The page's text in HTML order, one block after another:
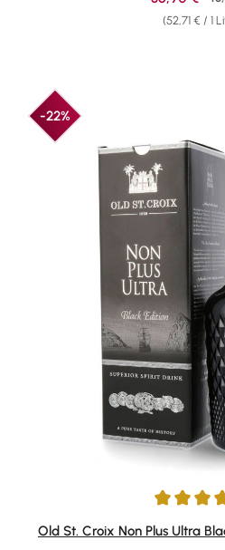
(52,71 € / 1
-22%
Durchschnittliche Bewertung
Old St. Croix Non Plus Ultra